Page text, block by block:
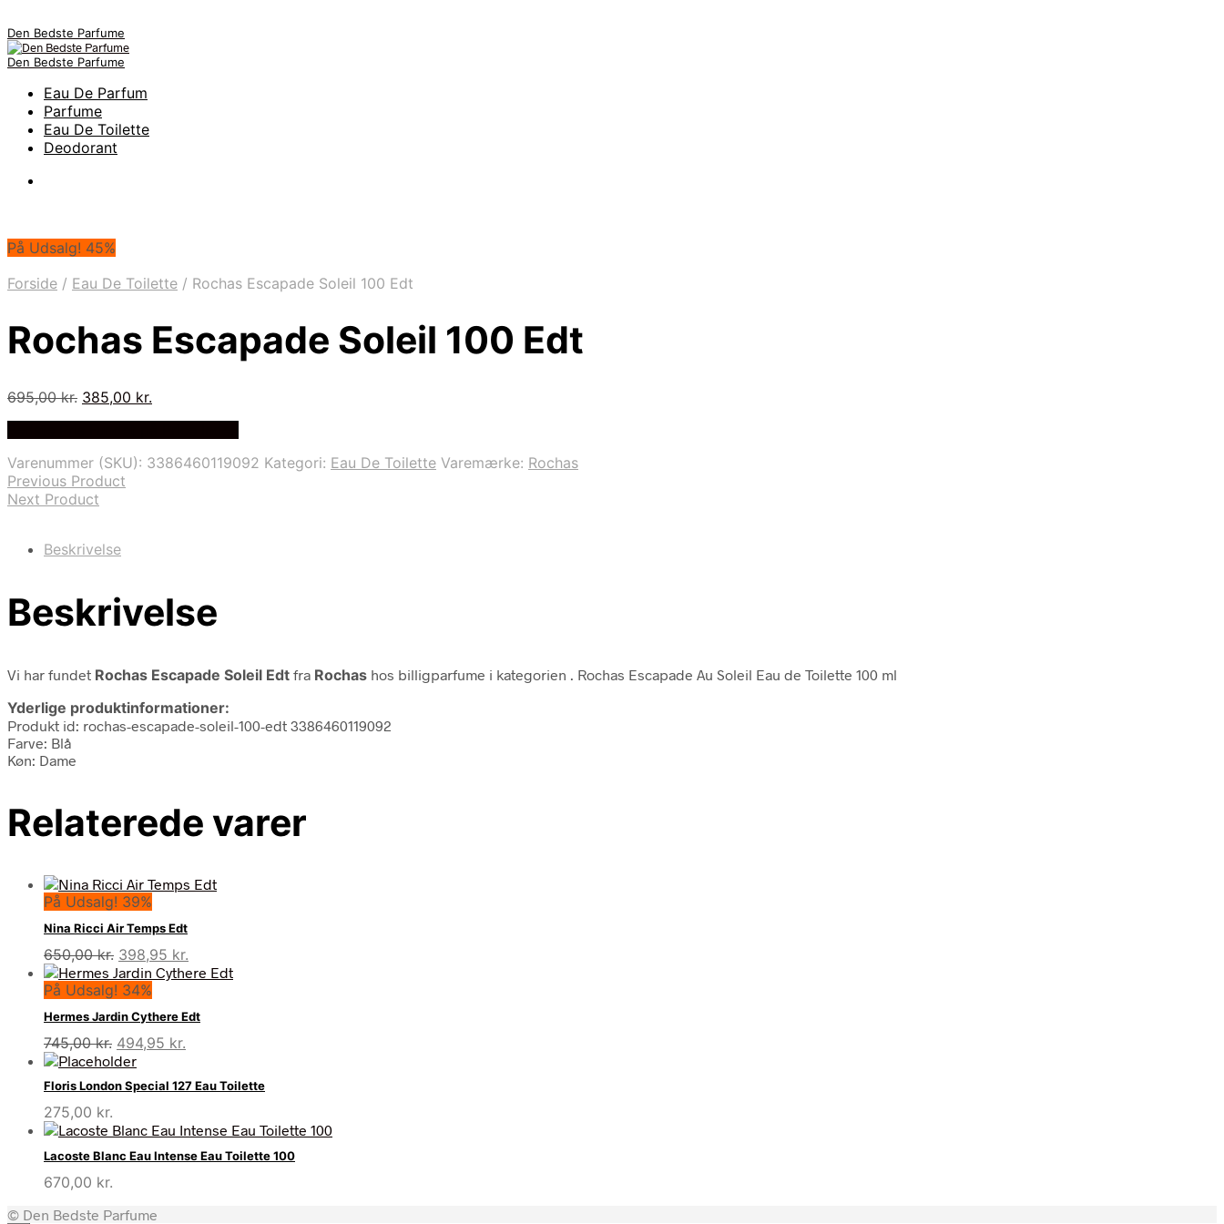
Den Bedste Parfume
Den Bedste Parfume
Eau De Parfum
Parfume
Eau De Toilette
Deodorant
På Udsalg! 45%
Forside / Eau De Toilette / Rochas Escapade Soleil 100 Edt
Rochas Escapade Soleil 100 Edt
695,00kr. Den
695,00 kr..
385,00 kr.
385,00 kr..
Varenummer (SKU): 3386460119092 Kategori: Eau De Toilette Varemærke: Rochas
Previous Product
Next Product
Beskrivelse
Beskrivelse
Vi har fundet Rochas Escapade Soleil Edt fra Rochas hos billigparfume i kategorien . Rochas Escapade Au Soleil Eau de Toilette 100 ml
Yderlige produktinformationer:
Produkt id: rochas-escapade-soleil-100-edt 3386460119092
Farve: Blå
Køn: Dame
Relaterede varer
På Udsalg! 39%
Nina Ricci Air Temps Edt
650,00kr. Den
oprindelige
pris
var:
650,00 kr..
398,95 kr.
aktuelle
er:
398,95 kr..
På Udsalg! 34%
Hermes Jardin Cythere Edt
745,00kr. Den
oprindelige
pris
var:
494,95 kr.
pris
er:
Floris London Special 127 Eau Toilette
275,00 kr.
Lacoste Blanc Eau Intense Eau Toilette 100
670,00 kr.
© Den Bedste Parfume